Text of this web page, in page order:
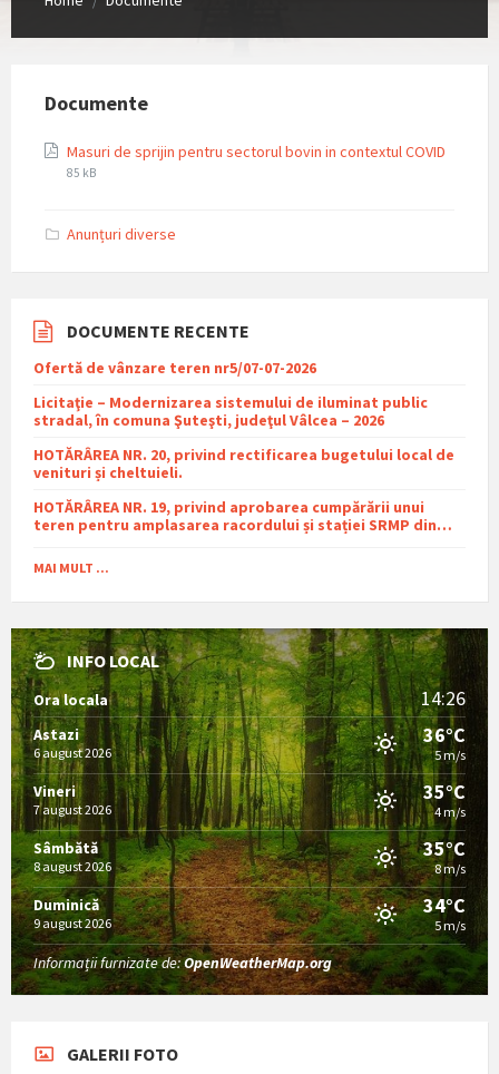
Documente
Masuri de sprijin pentru sectorul bovin in contextul COVID
85 kB
Anunțuri diverse
DOCUMENTE RECENTE
Ofertă de vânzare teren nr5/07-07-2026
Licitaţie – Modernizarea sistemului de iluminat public
stradal, în comuna Şuteşti, judeţul Vâlcea – 2026
HOTĂRÂREA NR. 20, privind rectificarea bugetului local de
venituri și cheltuieli.
HOTĂRÂREA NR. 19, privind aprobarea cumpărării unui
teren pentru amplasarea racordului și stației SRMP din
comuna Sutești.
MAI MULT ...
INFO LOCAL
Ora locala 14:26
Astazi
6 august 2026
36°C
5 m/s
Vineri
7 august 2026
35°C
4 m/s
Sâmbătă
8 august 2026
35°C
8 m/s
Duminică
9 august 2026
34°C
5 m/s
Informații furnizate de:OpenWeatherMap.org
GALERII FOTO